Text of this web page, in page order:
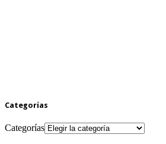
Categorías
Categorías